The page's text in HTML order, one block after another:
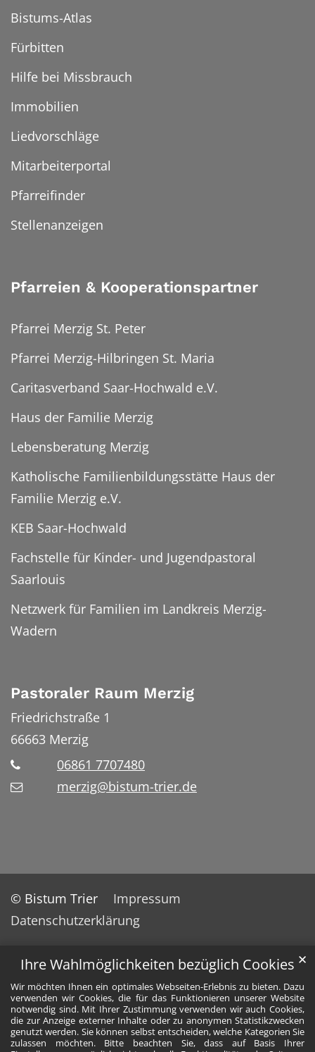
Ihre Wahlmöglichkeiten bezüglich Cookies
Wir möchten Ihnen ein optimales Webseiten-Erlebnis zu bieten. Dazu
verwenden wir Cookies, die für das Funktionieren unserer Website
notwendig sind. Mit Ihrer Zustimmung verwenden wir auch Cookies,
die zur Anzeige externer Inhalte oder zu anonymen Statistikzwecken
genutzt werden. Sie können selbst entscheiden, welche Kategorien Sie
zulassen möchten. Bitte beachten Sie, dass auf Basis Ihrer
✕
Bistums-Atlas
Fürbitten
Hilfe bei Missbrauch
Immobilien
Liedvorschläge
Mitarbeiterportal
Pfarreifinder
Stellenanzeigen
Pfarreien & Kooperationspartner
Pfarrei Merzig St. Peter
Pfarrei Merzig-Hilbringen St. Maria
Caritasverband Saar-Hochwald e.V.
Haus der Familie Merzig
Lebensberatung Merzig
Katholische Familienbildungsstätte Haus der
Familie Merzig e.V.
KEB Saar-Hochwald
Fachstelle für Kinder- und Jugendpastoral
Saarlouis
Netzwerk für Familien im Landkreis Merzig-
Wadern
Pastoraler Raum Merzig
Friedrichstraße 1
66663 Merzig
06861 7707480
merzig@bistum-trier.de
© Bistum Trier
Impressum
Datenschutzerklärung